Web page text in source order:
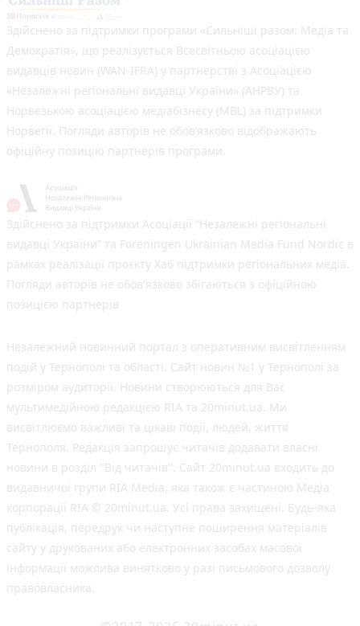
Здійснено за підтримки програми «Сильніші разом: Медіа та
Демократія», що реалізується Всесвітньою асоціацією
видавців новин (WAN-IFRA) у партнерстві з Асоціацією
«Незалежні регіональні видавці України» (АНРВУ) та
Норвезькою асоціацією медіабізнесу (MBL) за підтримки
Норвегії. Погляди авторів не обов’язково відображають
офіційну позицію партнерів програми.
Здійснено за підтримки Асоціації “Незалежні регіональні
видавці України” та Foreningen Ukrainian Media Fund Nordic в
рамках реалізації проєкту Хаб підтримки регіональних медіа.
Погляди авторів не обов'язково збігаються з офіційною
позицією партнерів
Незалежний новинний портал з оперативним висвітленням
подій у Тернополі та області. Сайт новин №1 у Тернополі за
розміром аудиторії. Новини створюються для Вас
мультимедійною редакцією RIA та 20minut.ua. Ми
висвітлюємо важливі та цікаві події, людей, життя
Тернополя. Редакція запрошує читачів додавати власні
новини в розділ "Від читачів". Сайт 20minut.ua входить до
видавничої групи RIA Media, яка також є частиною Медіа
корпорації RIA © 20minut.ua. Усі права захищені. Будь-яка
публiкацiя, передрук чи наступне поширення матеріалів
сайту у друкованих або електронних засобах масової
інформації можлива винятково у разі письмового дозволу
правовласника.